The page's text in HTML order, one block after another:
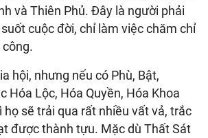
và Thiên Phủ. Đây là người phải
cuộc đời, chỉ làm việc chăm chỉ
hội, nhưng nếu có Phù, Bật,
Hóa Lộc, Hóa Quyền, Hóa Khoa
sẽ trải qua rất nhiều vất vả, trắc
được thành tựu. Mặc dù Thất Sát